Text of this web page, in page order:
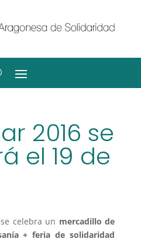
2016 se
el 19 de
celebra un mercadillo de
+ feria de solidaridad